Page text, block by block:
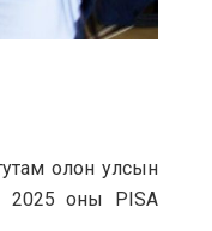
олон улсын
2025 оны PISA